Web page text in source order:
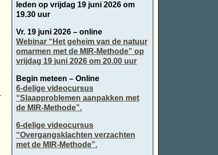
leden op vrijdag 19 juni 2026 om
19.30 uur
Vr. 19 juni 2026 – online
Webinar “Het geheim van de natuur
omarmen met de MIR-Methode” op
vrijdag 19 juni 2026 om 20.00 uur
Begin meteen – Online
6-delige videocursus
“Slaapproblemen aanpakken met
de MIR-Methode”.
6-delige videocursus
“Overgangsklachten verzachten
met de MIR-Methode”.